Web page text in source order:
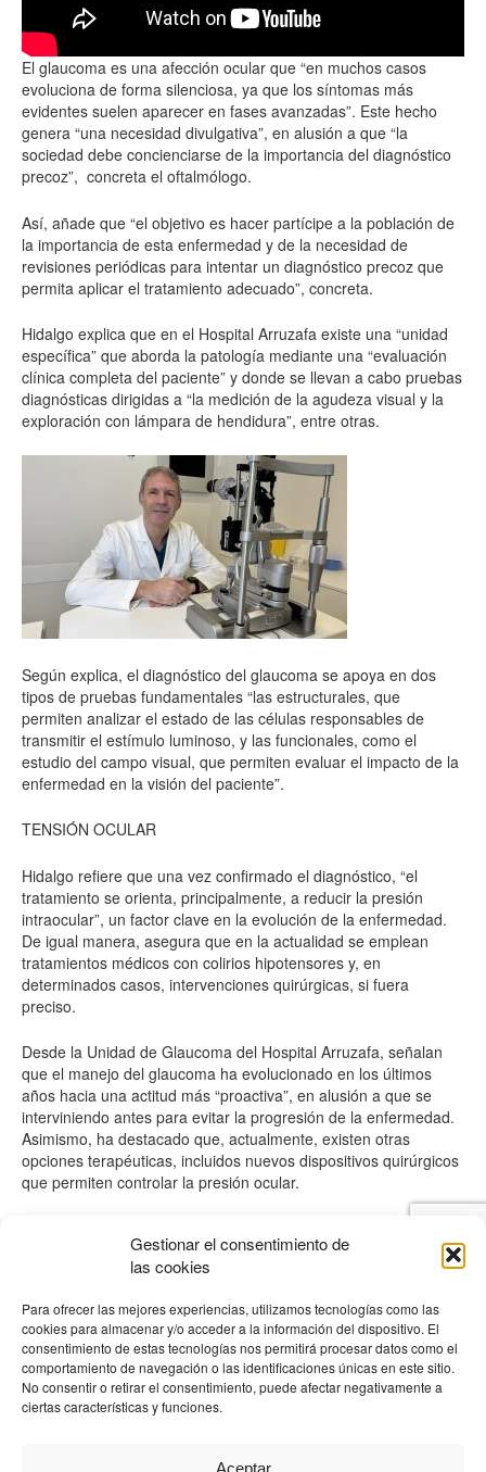
Gestionar el consentimiento de
las cookies
Para ofrecer las mejores experiencias, utilizamos tecnologías como las
cookies para almacenar y/o acceder a la información del dispositivo. El
consentimiento de estas tecnologías nos permitirá procesar datos como el
comportamiento de navegación o las identificaciones únicas en este sitio.
No consentir o retirar el consentimiento, puede afectar negativamente a
ciertas características y funciones.
Aceptar
El glaucoma es una afección ocular que “en muchos casos
evoluciona de forma silenciosa, ya que los síntomas más
evidentes suelen aparecer en fases avanzadas”. Este hecho
genera “una necesidad divulgativa”, en alusión a que “la
sociedad debe concienciarse de la importancia del diagnóstico
precoz”, concreta el oftalmólogo.
Así, añade que “el objetivo es hacer partícipe a la población de
la importancia de esta enfermedad y de la necesidad de
revisiones periódicas para intentar un diagnóstico precoz que
permita aplicar el tratamiento adecuado”, concreta.
Hidalgo explica que en el Hospital Arruzafa existe una “unidad
específica” que aborda la patología mediante una “evaluación
clínica completa del paciente” y donde se llevan a cabo pruebas
diagnósticas dirigidas a “la medición de la agudeza visual y la
exploración con lámpara de hendidura”, entre otras.
Según explica, el diagnóstico del glaucoma se apoya en dos
tipos de pruebas fundamentales “las estructurales, que
permiten analizar el estado de las células responsables de
transmitir el estímulo luminoso, y las funcionales, como el
estudio del campo visual, que permiten evaluar el impacto de la
enfermedad en la visión del paciente”.
TENSIÓN OCULAR
Hidalgo refiere que una vez confirmado el diagnóstico, “el
tratamiento se orienta, principalmente, a reducir la presión
intraocular”, un factor clave en la evolución de la enfermedad.
De igual manera, asegura que en la actualidad se emplean
tratamientos médicos con colirios hipotensores y, en
determinados casos, intervenciones quirúrgicas, si fuera
preciso.
Desde la Unidad de Glaucoma del Hospital Arruzafa, señalan
que el manejo del glaucoma ha evolucionado en los últimos
años hacia una actitud más “proactiva”, en alusión a que se
interviniendo antes para evitar la progresión de la enfermedad.
Asimismo, ha destacado que, actualmente, existen otras
opciones terapéuticas, incluidos nuevos dispositivos quirúrgicos
que permiten controlar la presión ocular.
aumenta con la edad, “especialmente a partir de los 70 o 75
años, cuando la incidencia puede acercarse al 4% de la
Por este motivo, Hidalgo recomienda realizar revisiones
oftalmológicas “cada dos o tres años”, especialmente, en
personas mayores o con antecedentes familiares, con el fin de
detectar el glaucoma de forma temprana y evitar la pérdida de